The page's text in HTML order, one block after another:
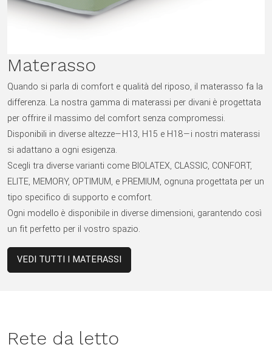
Materasso
Quando si parla di comfort e qualità del riposo, il materasso fa la
differenza. La nostra gamma di materassi per divani è progettata
per offrire il massimo del comfort senza compromessi.
Disponibili in diverse altezze—H13, H15 e H18—i nostri materassi
si adattano a ogni esigenza.
Scegli tra diverse varianti come BIOLATEX, CLASSIC, CONFORT,
ELITE, MEMORY, OPTIMUM, e PREMIUM, ognuna progettata per un
tipo specifico di supporto e comfort.
Ogni modello è disponibile in diverse dimensioni, garantendo così
un fit perfetto per il vostro spazio.
VEDI TUTTI I MATERASSI
Rete da letto